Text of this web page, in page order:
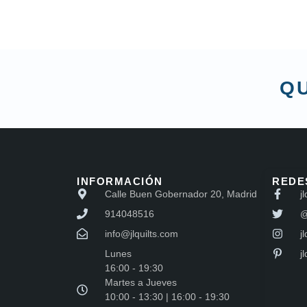
INFORMACIÓN
Calle Buen Gobernador 20, Madrid
914048516
info@jlquilts.com
Lunes
16:00 - 19:30
Martes a Jueves
10:00 - 13:30 | 16:00 - 19:30